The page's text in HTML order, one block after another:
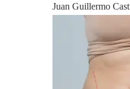
Juan Guillermo